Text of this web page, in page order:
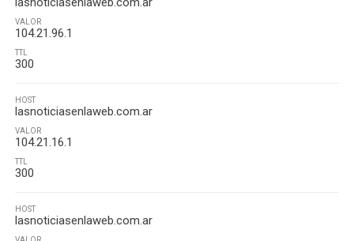
VALOR
104.21.96.1
TTL
300
HOST
lasnoticiasenlaweb.com.ar
VALOR
104.21.16.1
TTL
300
HOST
lasnoticiasenlaweb.com.ar